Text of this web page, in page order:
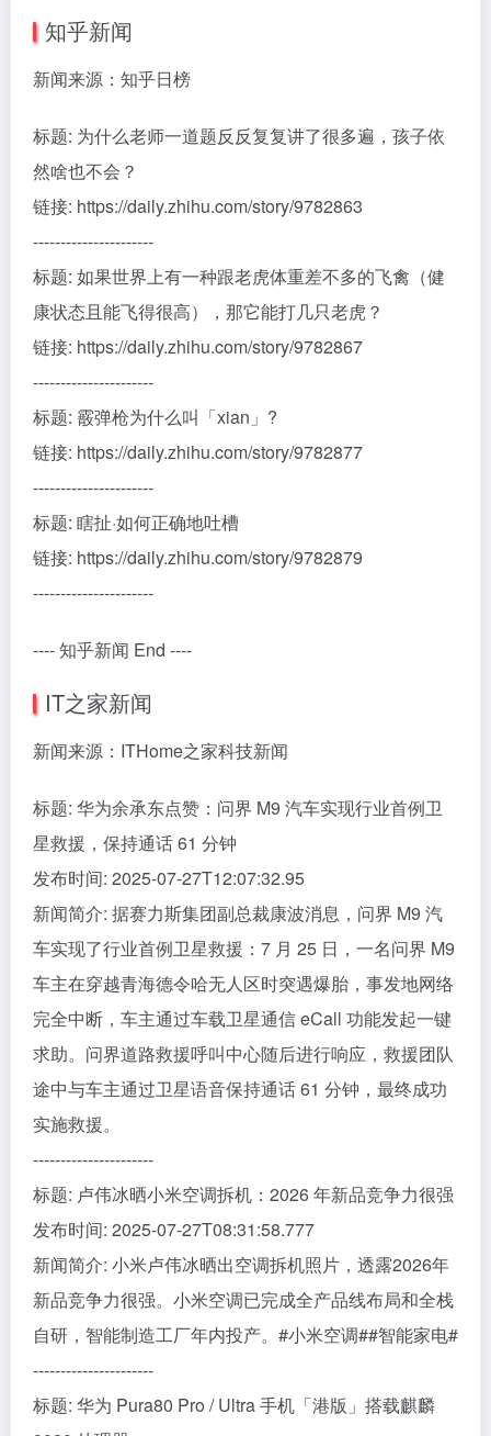
知乎新闻
新闻来源：知乎日榜
标题: 为什么老师一道题反反复复讲了很多遍，孩子依
然啥也不会？
链接: https://daily.zhihu.com/story/9782863
----------------------
标题: 如果世界上有一种跟老虎体重差不多的飞禽（健
康状态且能飞得很高），那它能打几只老虎？
链接: https://daily.zhihu.com/story/9782867
----------------------
标题: 霰弹枪为什么叫「xian」?
链接: https://daily.zhihu.com/story/9782877
----------------------
标题: 瞎扯·如何正确地吐槽
链接: https://daily.zhihu.com/story/9782879
----------------------
---- 知乎新闻 End ----
IT之家新闻
新闻来源：ITHome之家科技新闻
标题: 华为余承东点赞：问界 M9 汽车实现行业首例卫
星救援，保持通话 61 分钟
发布时间: 2025-07-27T12:07:32.95
新闻简介: 据赛力斯集团副总裁康波消息，问界 M9 汽
车实现了行业首例卫星救援：7 月 25 日，一名问界 M9
车主在穿越青海德令哈无人区时突遇爆胎，事发地网络
完全中断，车主通过车载卫星通信 eCall 功能发起一键
求助。问界道路救援呼叫中心随后进行响应，救援团队
途中与车主通过卫星语音保持通话 61 分钟，最终成功
实施救援。
----------------------
标题: 卢伟冰晒小米空调拆机：2026 年新品竞争力很强
发布时间: 2025-07-27T08:31:58.777
新闻简介: 小米卢伟冰晒出空调拆机照片，透露2026年
新品竞争力很强。小米空调已完成全产品线布局和全栈
自研，智能制造工厂年内投产。#小米空调##智能家电#
----------------------
标题: 华为 Pura80 Pro / Ultra 手机「港版」搭载麒麟